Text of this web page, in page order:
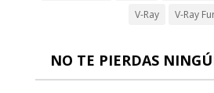
V-Ray
V-Ray
NO TE PIERDAS